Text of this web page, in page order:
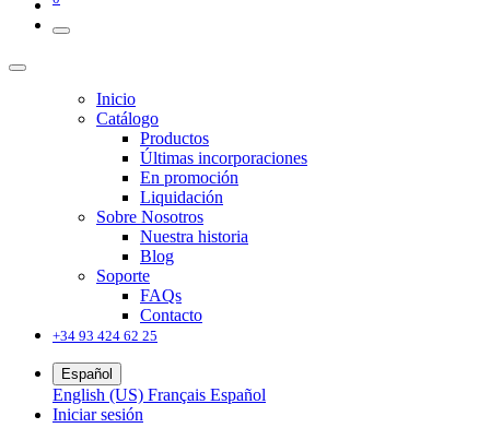
Inicio
Catálogo
Productos
Últimas incorporaciones
En promoción
Liquidación
Sobre Nosotros
Nuestra historia
Blog
Soporte
FAQs
Contacto
+34 93 424 62 25
Español
English (US) Français Español
Iniciar sesión